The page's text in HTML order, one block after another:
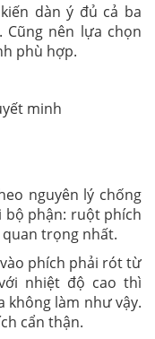
dàn ý đủ cả ba
Cũng nên lựa chọn
phù hợp.
minh
nguyên lý chống
bộ phận: ruột phích
trọng nhất.
phích phải rót từ
nhiệt độ cao thì
không làm như vậy.
cẩn thận.